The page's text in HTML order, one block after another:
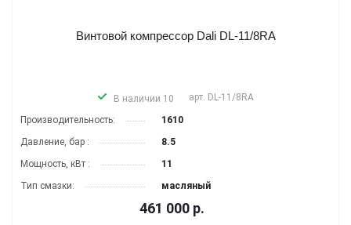
Винтовой компрессор Dali DL-11/8RA
В наличии 10 арт. DL-11/8RA
Производитель­ность:
1610
Давление, бар :
8.5
Мощность, кВт :
11
Тип смазки:
масляный
461 000 р.